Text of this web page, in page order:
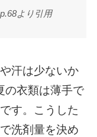
より引用
汗は少ないか
の衣類は薄手で
す。こうした
洗剤量を決め